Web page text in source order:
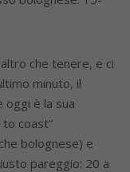
che tenere, e ci
minuto, il
è la sua
coast”
bolognese) e
pareggio: 20 a